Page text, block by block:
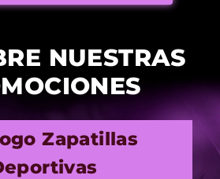
NUESTRAS
Zapatillas